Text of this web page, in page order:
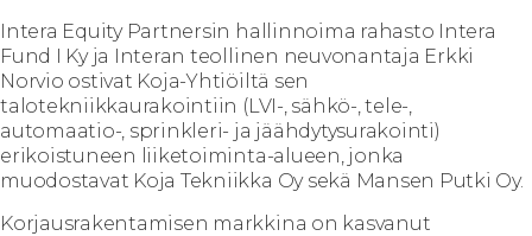
Intera Equity Partnersin hallinnoima rahasto Intera
Fund I Ky ja Interan teollinen neuvonantaja Erkki
Norvio ostivat Koja-Yhtiöiltä sen
talotekniikkaurakointiin (LVI-, sähkö-, tele-,
automaatio-, sprinkleri- ja jäähdytysurakointi)
erikoistuneen liiketoiminta-alueen, jonka
muodostavat Koja Tekniikka Oy sekä Mansen Putki Oy.
Korjausrakentamisen markkina on kasvanut